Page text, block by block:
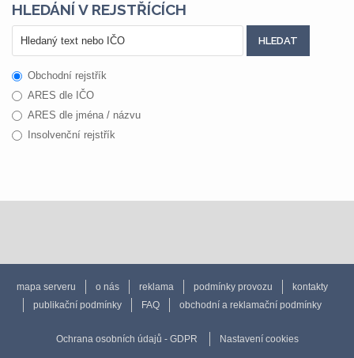
HLEDÁNÍ V REJSTŘÍCÍCH
Obchodní rejstřík
ARES dle IČO
ARES dle jména / názvu
Insolvenční rejstřík
mapa serveru o nás reklama podmínky provozu
kontakty
publikační podmínky
FAQ obchodní a reklamační podmínky
Ochrana osobních údajů - GDPR Nastavení cookies